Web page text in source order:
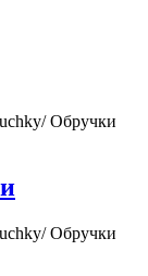
Обручки
Обручки